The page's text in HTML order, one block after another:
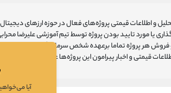
و اطلاعات قیمتی پروژه‌های فعال در حوزه ارزهای
یا مورد تایید بودن پروژه توسط تیم آموزشی علیرضا
هر پروژه تماما برعهده شخص سرمایه گذار می باشد و
قیمتی و اخبار پیرامون این پروژه‌‌ها عمل می‌کند.
آیا